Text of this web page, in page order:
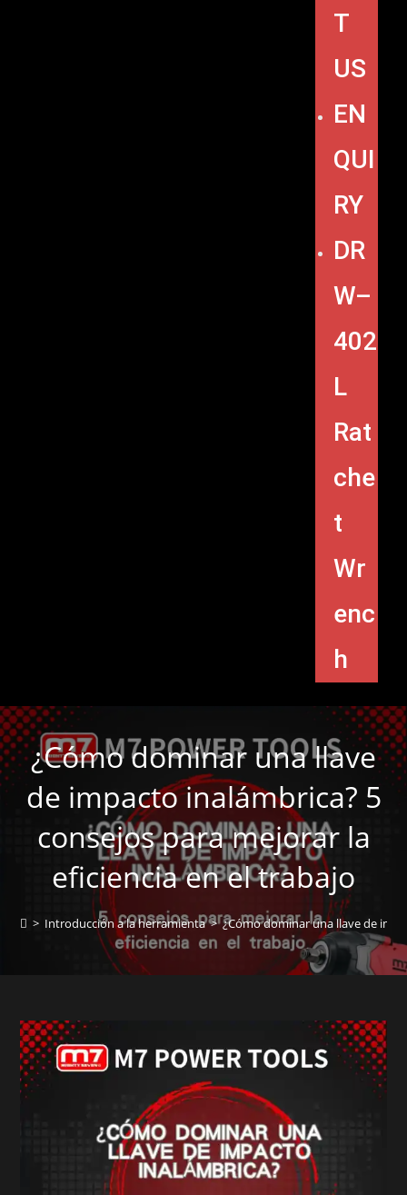
T
US
EN
QUI
RY
DR
W–
402
L
Rat
che
t
Wr
enc
h
¿Cómo dominar una llave
de impacto inalámbrica? 5
consejos para mejorar la
eficiencia en el trabajo
> Introducción a la herramienta > ¿Cómo dominar una llave de